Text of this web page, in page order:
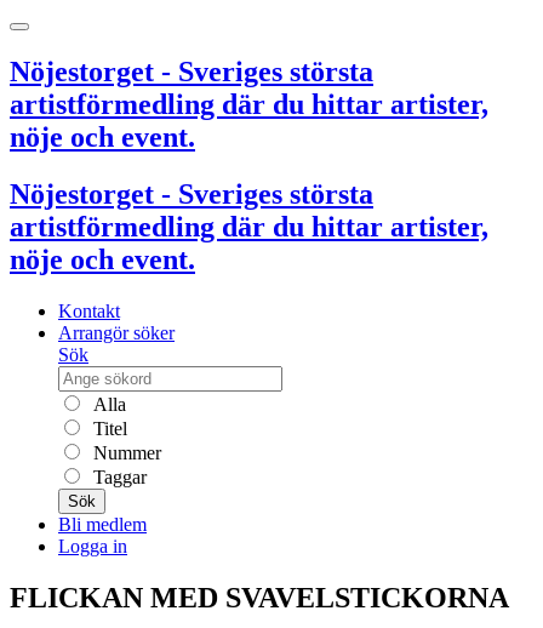
Nöjestorget - Sveriges största
artistförmedling där du hittar artister,
nöje och event.
Nöjestorget - Sveriges största
artistförmedling där du hittar artister,
nöje och event.
Kontakt
Arrangör söker
Sök
Alla
Titel
Nummer
Taggar
Sök
Bli medlem
Logga in
FLICKAN MED SVAVELSTICKORNA